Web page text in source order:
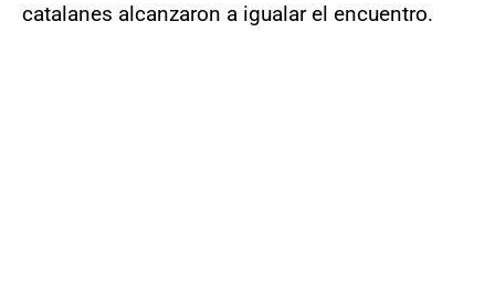
catalanes alcanzaron a igualar el encuentro.